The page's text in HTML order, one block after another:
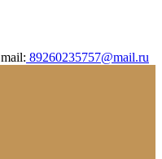
89260235757@mail.ru